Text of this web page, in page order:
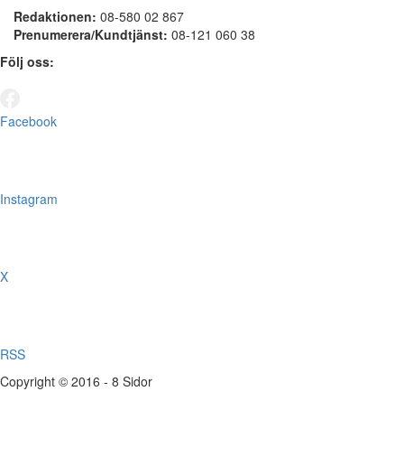
Redaktionen: 08-580 02 867
Prenumerera/Kundtjänst: 08-121 060 38
Följ oss:
Facebook
Instagram
X
RSS
Copyright © 2016 - 8 Sidor